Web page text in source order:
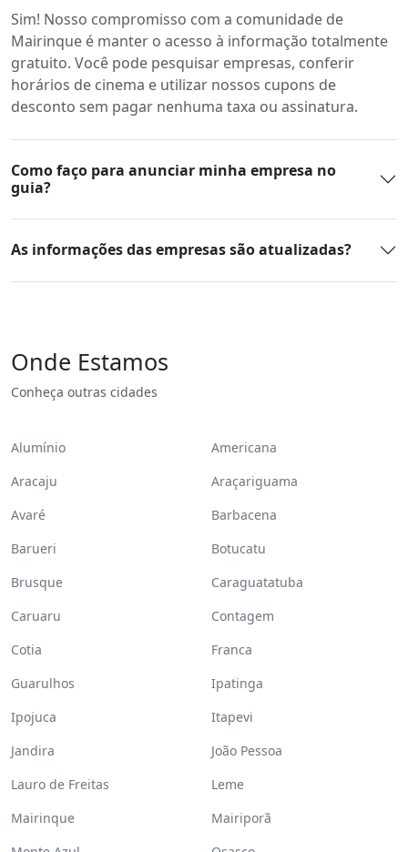
Sim! Nosso compromisso com a comunidade de
Mairinque é manter o acesso à informação totalmente
gratuito. Você pode pesquisar empresas, conferir
horários de cinema e utilizar nossos cupons de
desconto sem pagar nenhuma taxa ou assinatura.
Como faço para anunciar minha empresa no
guia?
As informações das empresas são atualizadas?
Onde Estamos
Conheça outras cidades
Alumínio
Americana
Aracaju
Araçariguama
Avaré
Barbacena
Barueri
Botucatu
Brusque
Caraguatatuba
Caruaru
Contagem
Cotia
Franca
Guarulhos
Ipatinga
Ipojuca
Itapevi
Jandira
João Pessoa
Lauro de Freitas
Leme
Mairinque
Mairiporã